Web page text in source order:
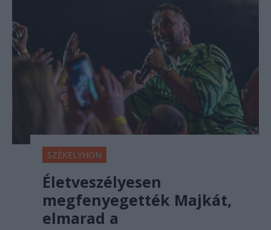
SZÉKELYHON
Életveszélyesen
megfenyegették Majkát,
elmarad a